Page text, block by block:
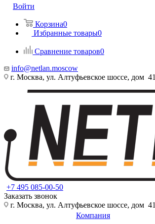
Войти
Корзина0
Избранные товары0
Сравнение товаров0
info@netlan.moscow
г. Москва, ул. Алтуфьевское шоссе, дом 41
+7 495 085-00-50
Заказать звонок
г. Москва, ул. Алтуфьевское шоссе, дом 41
Компания